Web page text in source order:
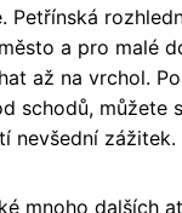
Petřínská
a pro malé
až na vrchol.
schodů, můžete
nevšední zážitek.
mnoho dalších